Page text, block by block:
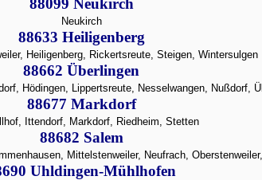
Neukirch
88633 Heiligenberg
Heiligenberg, Rickertsreute, Steigen, Wintersulgen
88662 Überlingen
Hödingen, Lippertsreute, Nesselwangen, Nußdorf,
88677 Markdorf
Ittendorf, Markdorf, Riedheim, Stetten
88682 Salem
Mittelstenweiler, Neufrach,
Uhldingen-Mühlhofen